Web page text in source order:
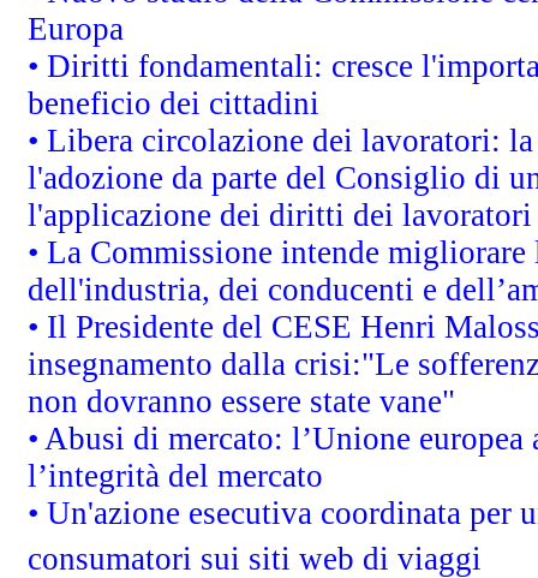
Europa
• Diritti fondamentali: cresce
beneficio dei cittadini
• Libera circolazione dei lavoratori:
l'adozione da parte del Consiglio di
l'applicazione dei diritti dei lavoratori
• La Commissione intende
dell'industria, dei conducenti e
• Il Presidente del CESE Henri
insegnamento dalla crisi:"Le
non dovranno essere state vane"
• Abusi di mercato: l’Unione
l’integrità del mercato
• Un'azione esecutiva coordinata
consumatori sui siti web di viaggi